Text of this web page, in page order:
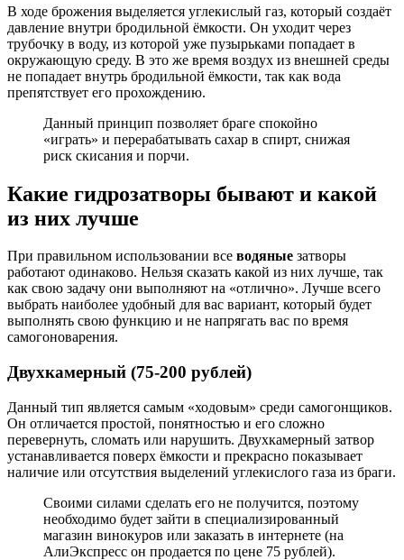
В ходе брожения выделяется углекислый газ, который создаёт
давление внутри бродильной ёмкости. Он уходит через
трубочку в воду, из которой уже пузырьками попадает в
окружающую среду. В это же время воздух из внешней среды
не попадает внутрь бродильной ёмкости, так как вода
препятствует его прохождению.
Данный принцип позволяет браге спокойно
«играть» и перерабатывать сахар в спирт, снижая
риск скисания и порчи.
Какие гидрозатворы бывают и какой
из них лучше
При правильном использовании все водяные затворы
работают одинаково. Нельзя сказать какой из них лучше, так
как свою задачу они выполняют на «отлично». Лучше всего
выбрать наиболее удобный для вас вариант, который будет
выполнять свою функцию и не напрягать вас по время
самогоноварения.
Двухкамерный (75-200 рублей)
Данный тип является самым «ходовым» среди самогонщиков.
Он отличается простой, понятностью и его сложно
перевернуть, сломать или нарушить. Двухкамерный затвор
устанавливается поверх ёмкости и прекрасно показывает
наличие или отсутствия выделений углекислого газа из браги.
Своими силами сделать его не получится, поэтому
необходимо будет зайти в специализированный
магазин винокуров или заказать в интернете (на
АлиЭкспресс он продается по цене 75 рублей).